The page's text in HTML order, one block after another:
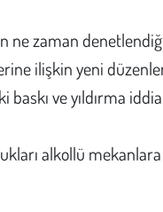
ne zaman
ilişkin yeni
baskı ve yıldırma
alkollü